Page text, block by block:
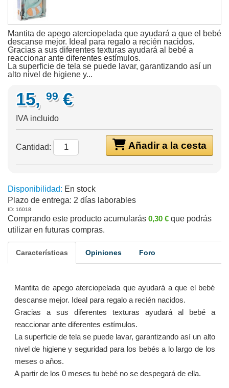
Mantita de apego aterciopelada que ayudará a que el bebé
descanse mejor. Ideal para regalo a recién nacidos.
Gracias a sus diferentes texturas ayudará al bebé a
reaccionar ante diferentes estímulos.
La superficie de tela se puede lavar, garantizando así un
alto nivel de higiene y...
15, 99 €
IVA incluido
Añadir a la cesta
Cantidad:
Disponibilidad: En stock
Plazo de entrega: 2 días laborables
ID: 16018
Comprando este producto acumularás 0,30 € que podrás
utilizar en futuras compras.
Características Opiniones Foro
Mantita de apego aterciopelada que ayudará a que el bebé
descanse mejor. Ideal para regalo a recién nacidos.
Gracias a sus diferentes texturas ayudará al bebé a
reaccionar ante diferentes estímulos.
La superficie de tela se puede lavar, garantizando así un alto
nivel de higiene y seguridad para los bebés a lo largo de los
meses o años.
A partir de los 0 meses tu bebé no se despegará de ella.